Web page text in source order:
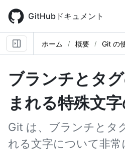
main
content
GitHubドキュメント
ホーム 概要 Git の
ブランチとタ
まれる特殊文
Git は、ブランチとタ
れる文字について非